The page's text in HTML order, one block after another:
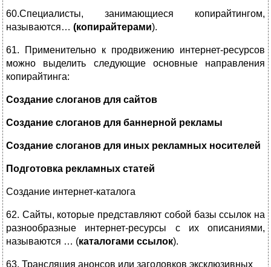
60.Специалисты, занимающиеся копирайтингом,
называются… (копирайтерами).
61. Применительно к продвижению интернет-ресурсов
можно выделить следующие основные направления
копирайтинга:
Создание слоганов для сайтов
Создание слоганов для баннерной рекламы
Создание слоганов для иных рекламных носителей
Подготовка рекламных статей
Создание интернет-каталога
62. Сайты, которые представляют собой базы ссылок на
разнообразные интернет-ресурсы с их описаниями,
называются … (каталогами ссылок).
63. Трансляция анонсов или заголовков эксклюзивных